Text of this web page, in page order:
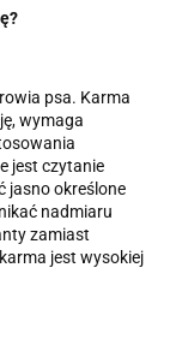
psa. Karma
wymaga
jest czytanie
jasno określone
nadmiaru
zamiast
jest wysokiej